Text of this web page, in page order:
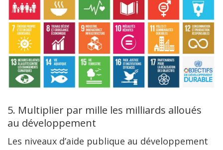
5. Multiplier par mille les milliards alloués
au développement
Les niveaux d’aide publique au développement